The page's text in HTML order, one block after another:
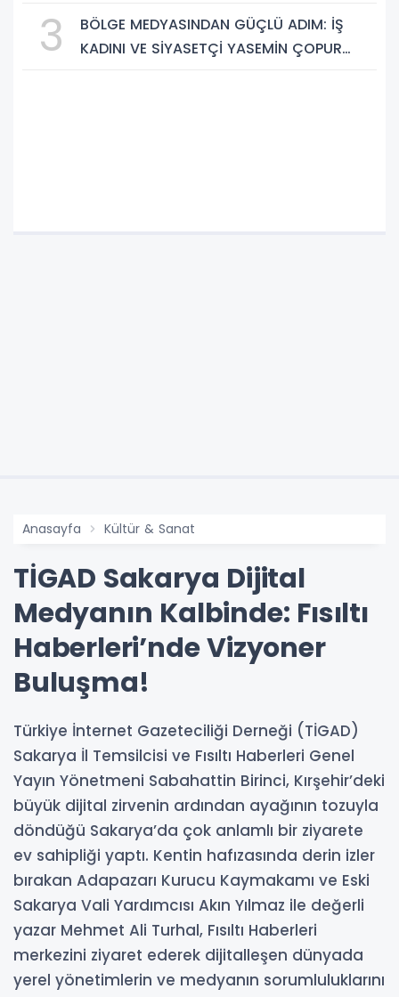
3
BÖLGE MEDYASINDAN GÜÇLÜ ADIM: İŞ
KADINI VE SİYASETÇİ YASEMİN ÇOPUR
Anasayfa Kültür & Sanat
TİGAD Sakarya Dijital
Medyanın Kalbinde: Fısıltı
Haberleri’nde Vizyoner
Buluşma!
Türkiye İnternet Gazeteciliği Derneği (TİGAD)
Sakarya İl Temsilcisi ve Fısıltı Haberleri Genel
Yayın Yönetmeni Sabahattin Birinci, Kırşehir’deki
büyük dijital zirvenin ardından ayağının tozuyla
döndüğü Sakarya’da çok anlamlı bir ziyarete
ev sahipliği yaptı. Kentin hafızasında derin izler
bırakan Adapazarı Kurucu Kaymakamı ve Eski
Sakarya Vali Yardımcısı Akın Yılmaz ile değerli
yazar Mehmet Ali Turhal, Fısıltı Haberleri
merkezini ziyaret ederek dijitalleşen dünyada
yerel yönetimlerin ve medyanın sorumluluklarını